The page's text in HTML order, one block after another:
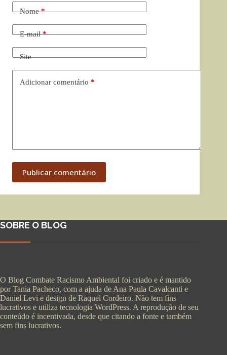
Nome*
E-mail*
Site
Adicionar comentário *
Publicar comentário
SOBRE O BLOG
O Blog Combate Racismo Ambiental foi criado e é mantido
por Tania Pacheco, com a ajuda de Ana Paula Cavalcanti e
Daniel Levi e design de Raquel Cordeiro. Não tem fins
lucrativos e utiliza tecnologia WordPress. A reprodução de seu
conteúdo é incentivada, desde que citando a fonte e também
sem fins lucrativos.